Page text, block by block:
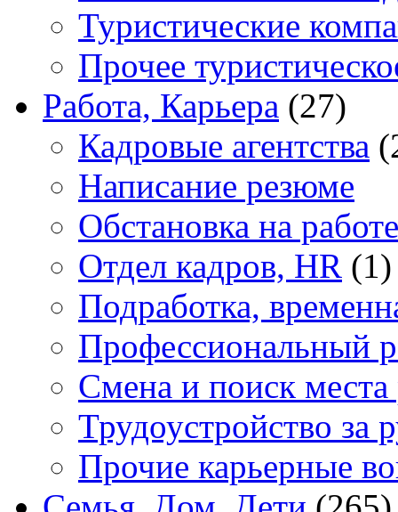
Туристические
Прочее
Работа, Карьера (27)
Кадровые агентства
Написание резюме
Обстановка на работе
Отдел кадров, HR (1)
Подработка,
Профессиональный
Смена и поиск места
Трудоустройство за
Прочие карьерные